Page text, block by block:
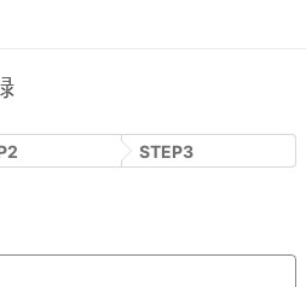
2 STEP3